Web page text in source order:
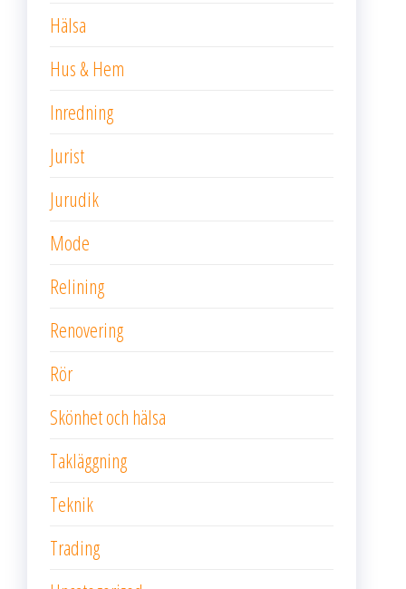
Hälsa
Hus & Hem
Inredning
Jurist
Jurudik
Mode
Relining
Renovering
Rör
Skönhet och hälsa
Takläggning
Teknik
Trading